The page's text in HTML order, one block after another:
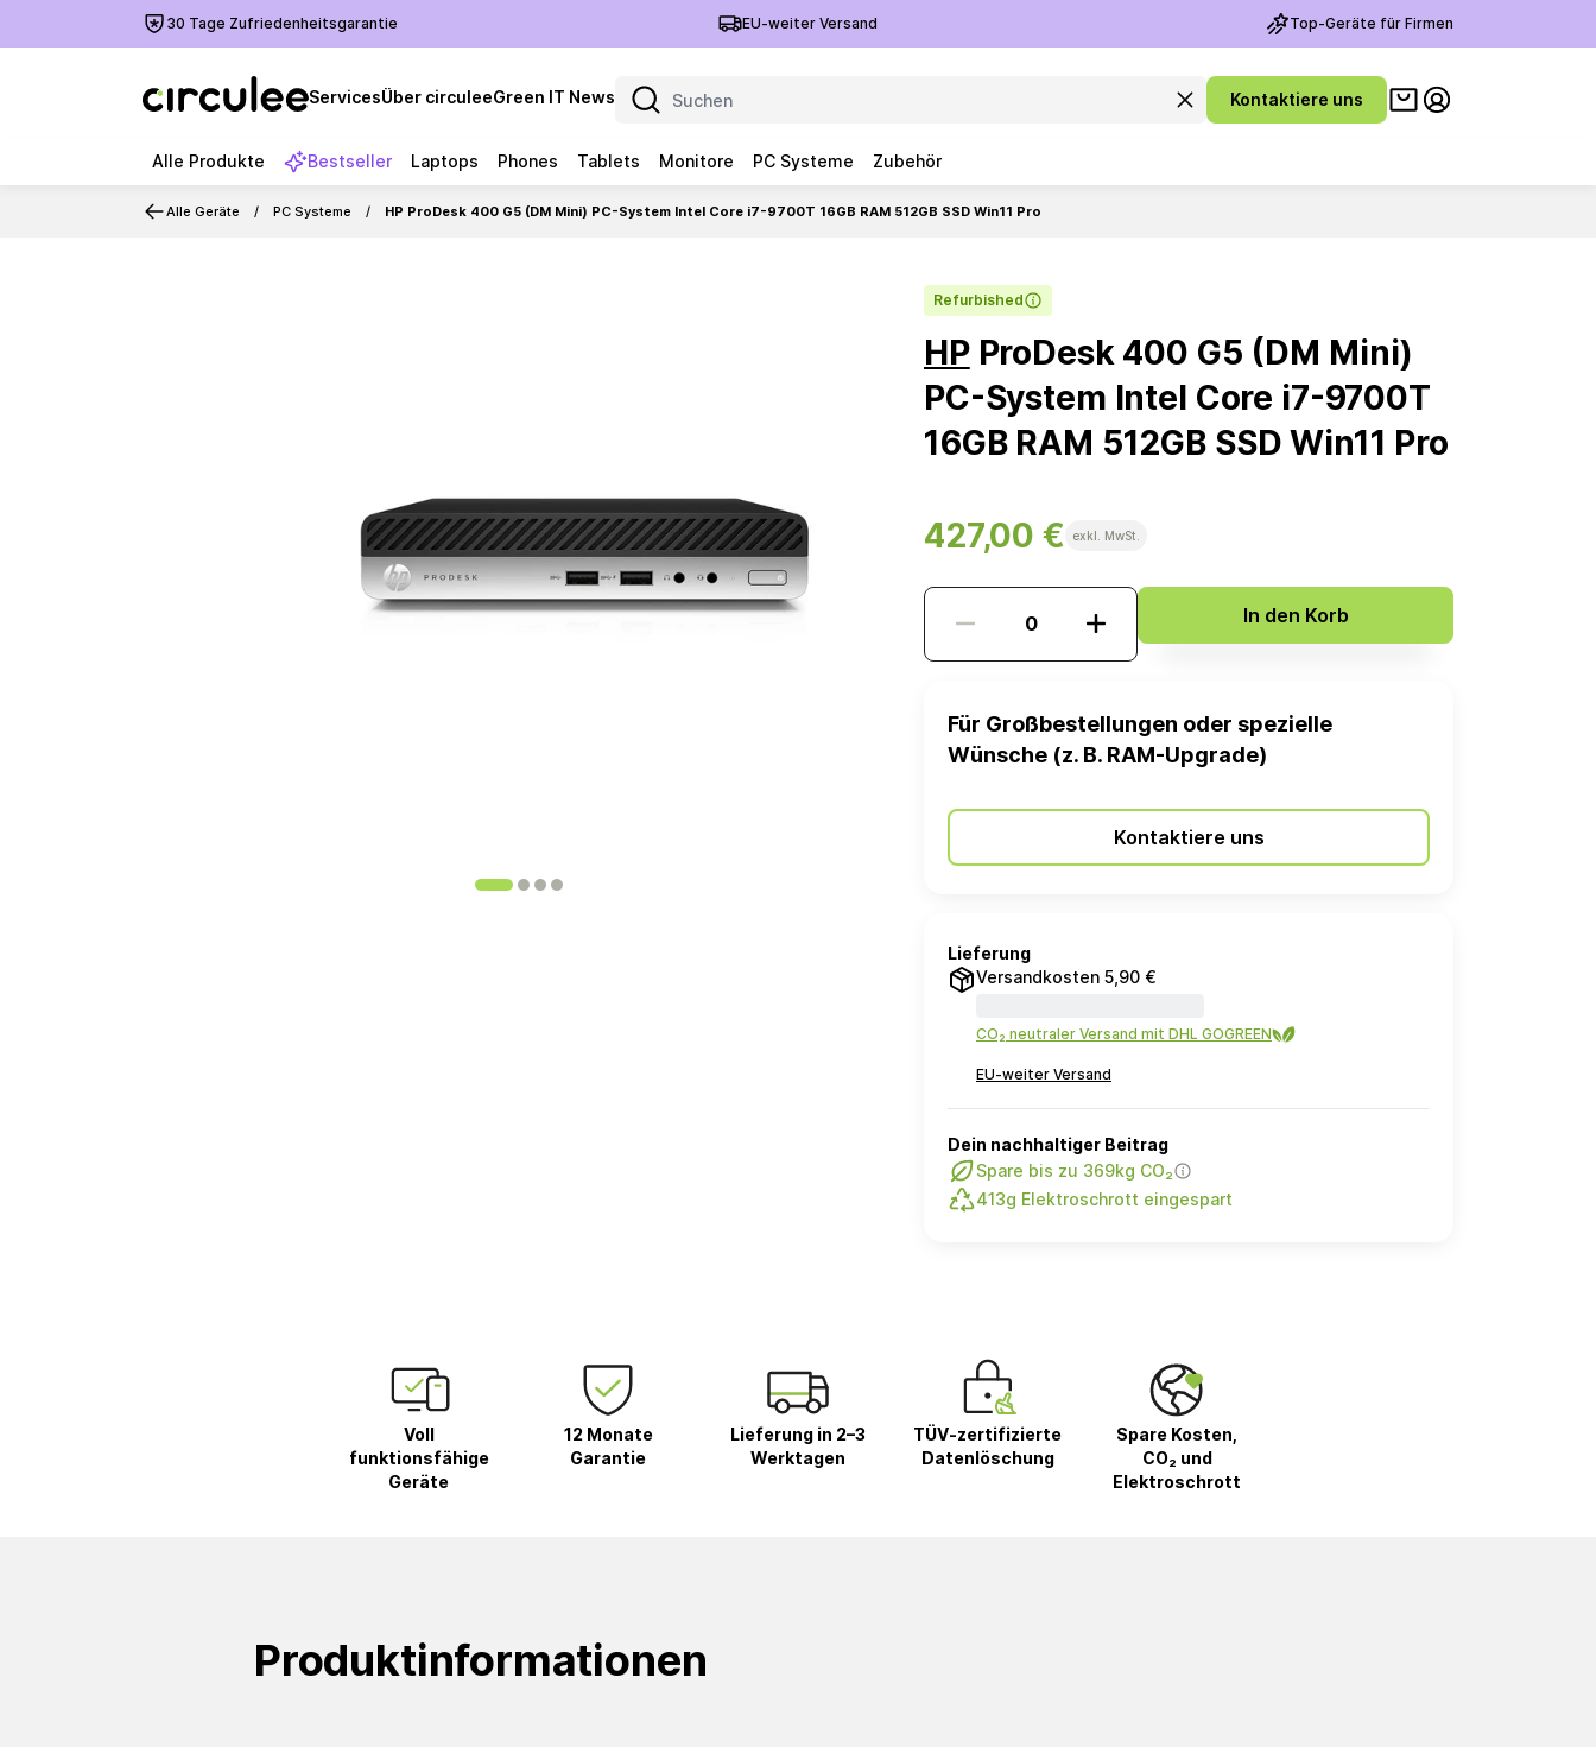
30 Tage Zufriedenheitsgarantie EU-weiter Versand Top-Geräte für Firmen
ServicesÜber circuleeGreen IT News Suchanfrage leeren
Kontaktiere uns
Warenkorb ansehen
Alle Produkte Bestseller Laptops Phones Tablets Monitore PC Systeme Zubehör
Alle Geräte PC Systeme HP ProDesk 400 G5 (DM Mini) PC-System Intel Core i7-9700T 16GB RAM 512GB SSD Win11 Pro
Refurbished
HPProDesk 400 G5 (DM Mini)
PC-System Intel Core i7-9700T
16GB RAM 512GB SSD Win11 Pro
427,00 € exkl. MwSt.
In den Korb
Für Großbestellungen oder spezielle
Wünsche (z. B. RAM-Upgrade)
Kontaktiere uns
Lieferung
Versandkosten 5,90 €
CO₂ neutraler Versand mit DHL GOGREEN
EU-weiter Versand
Dein nachhaltiger Beitrag
Spare bis zu 369kg CO₂
413g Elektroschrott eingespart
Voll
funktionsfähige
Geräte
12 Monate
Garantie
Lieferung in 2–3
Werktagen
TÜV-zertifizierte
Datenlöschung
Spare Kosten,
CO₂ und
Elektroschrott
Produktinformationen